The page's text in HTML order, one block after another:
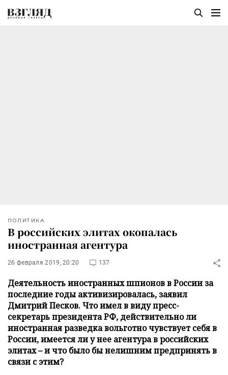
ПОЛИТИКА
В российских элитах окопалась
иностранная агентура
26 февраля 2019, 20:20 137
Деятельность иностранных шпионов в России за
последние годы активизировалась, заявил
Дмитрий Песков. Что имел в виду пресс-
секретарь президента РФ, действительно ли
иностранная разведка вольготно чувствует себя в
России, имеется ли у нее агентура в российских
элитах – и что было бы нелишним предпринять в
связи с этим?